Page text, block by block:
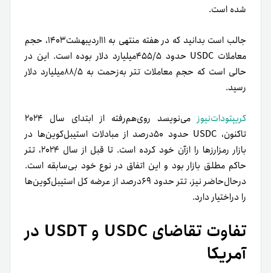
شده است.
جالب است بدانید که در هفته منتهی به ۱۱اردیبهشت۱۴۰۳، حجم
معاملات USDC حدود ۴۵۵/۵میلیارد دلار بوده است. این در
حالی است که حجم معاملات تتر به‌زحمت به ۸۸/۵میلیارد دلار
رسید.
کریپتودات‌نیوز
می‌نویسد روی‌هم‌رفته از ابتدای سال ۲۰۲۴
تاکنون، USDC حدود ۵۰درصد از مبادلات استیبل‌کوین‌ها در
بازار رمزارز‌ها را ازآن خود کرده است. تا قبل از سال ۲۰۲۴، تتر
حاکم مطلق بازار بود و این اتفاق در نوع خود بی‌سابقه است.
در‌حال‌حاضر نیز، تتر حدود ۶۹درصد از عرضه کل استیبل‌کوین‌ها
را دراختیار دارد.
تفاوت تقاضای USDC و USDT در
آمریکا